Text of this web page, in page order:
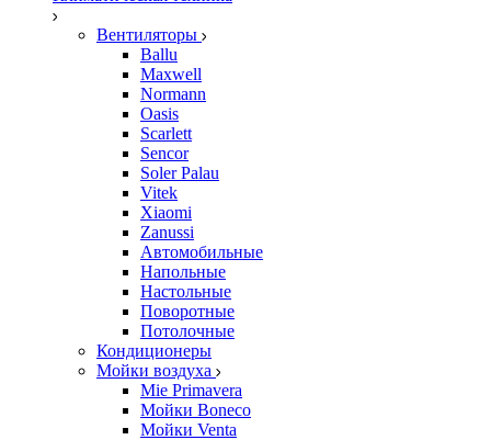
Вентиляторы
Ballu
Maxwell
Normann
Oasis
Scarlett
Sencor
Soler Palau
Vitek
Xiaomi
Zanussi
Автомобильные
Напольные
Настольные
Поворотные
Потолочные
Кондиционеры
Мойки воздуха
Mie Primavera
Мойки Boneco
Мойки Venta